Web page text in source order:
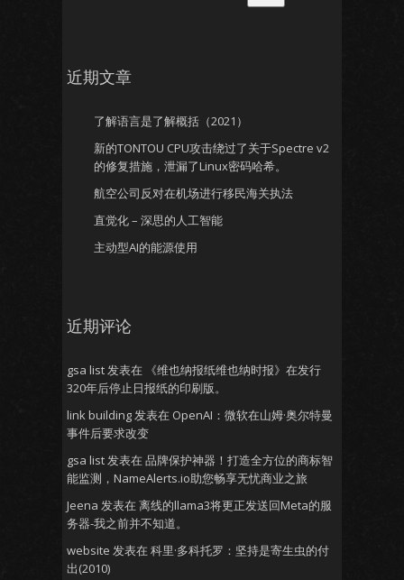
近期文章
了解语言是了解概括（2021）
新的TONTOU CPU攻击绕过了关于Spectre v2
的修复措施，泄漏了Linux密码哈希。
航空公司反对在机场进行移民海关执法
直觉化 – 深思的人工智能
主动型AI的能源使用
近期评论
gsa list发表在
《维也纳报纸维也纳时报》在发行
320年后停止日报纸的印刷版。
link building发表在 OpenAI：微软在山姆·奥尔特曼
事件后要求改变
gsa list发表在 品牌保护神器！打造全方位的商标智
能监测，NameAlerts.io助您畅享无忧商业之旅
Jeena 发表在 离线的llama3将更正发送回Meta的服
务器-我之前并不知道。
website 发表在 科里·多科托罗：坚持是寄生虫的付
出(2010)